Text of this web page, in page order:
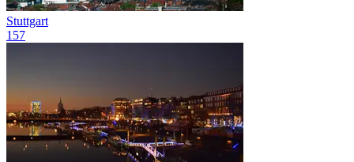
Stuttgart
157